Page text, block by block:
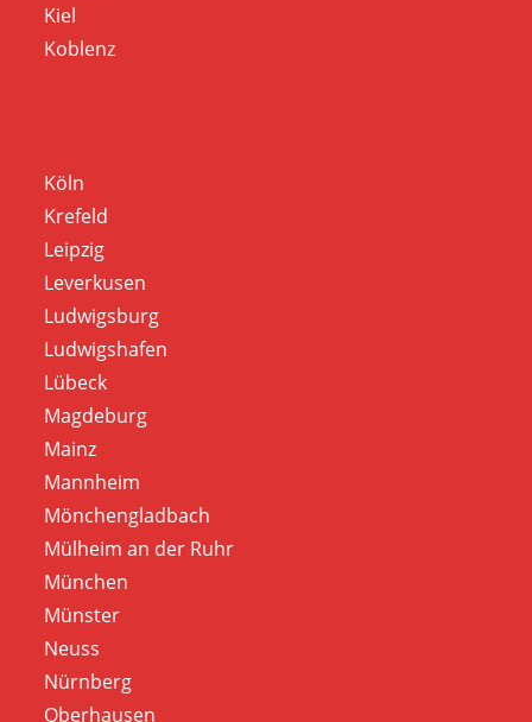
Kiel
Koblenz
Köln
Krefeld
Leipzig
Leverkusen
Ludwigsburg
Ludwigshafen
Lübeck
Magdeburg
Mainz
Mannheim
Mönchengladbach
Mülheim an der Ruhr
München
Münster
Neuss
Nürnberg
Oberhausen